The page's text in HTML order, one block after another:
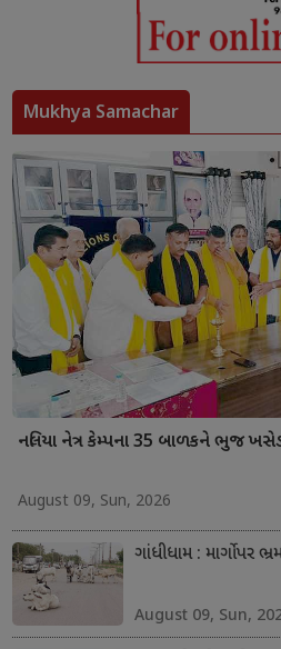
Mukhya Samachar
નલિયા નેત્ર કેમ્પના 35 બાળકને ભુજ
August 09, Sun, 2026
ગાંધીધામ : માર્ગો પર
August 09, Sun,